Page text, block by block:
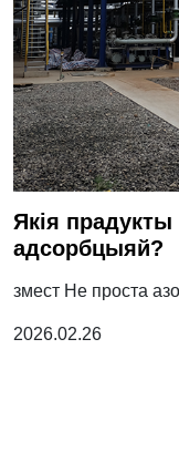
Якія
адсорбцыяй?
змест Не проста
2026.02.26